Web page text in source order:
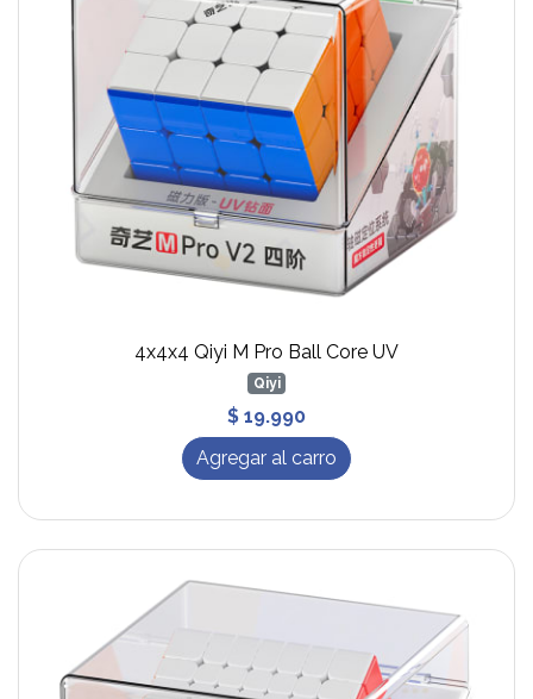
4x4x4 Qiyi M Pro Ball Core UV
Qiyi
$ 19.990
Agregar al carro